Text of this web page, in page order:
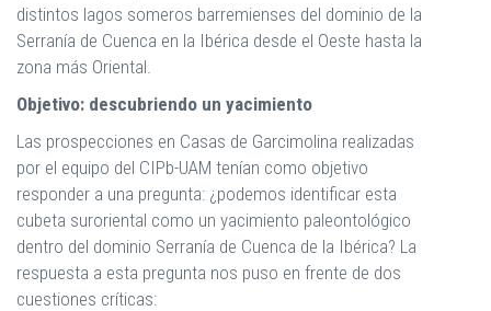
distintos lagos someros barremienses del dominio de la
Serranía de Cuenca en la Ibérica desde el Oeste hasta la
zona más Oriental.
Objetivo: descubriendo un yacimiento
Las prospecciones en Casas de Garcimolina realizadas
por el equipo del CIPb-UAM tenían como objetivo
responder a una pregunta: ¿podemos identificar esta
cubeta suroriental como un yacimiento paleontológico
dentro del dominio Serranía de Cuenca de la Ibérica? La
respuesta a esta pregunta nos puso en frente de dos
cuestiones críticas: